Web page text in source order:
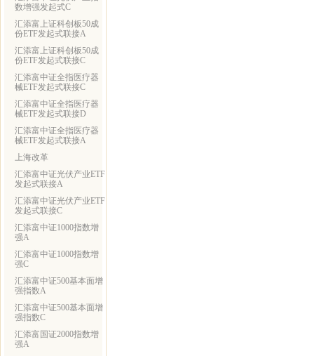
数增强发起式C
汇添富上证科创板50成
份ETF发起式联接A
汇添富上证科创板50成
份ETF发起式联接C
汇添富中证全指医疗器
械ETF发起式联接C
汇添富中证全指医疗器
械ETF发起式联接D
汇添富中证全指医疗器
械ETF发起式联接A
上海改革
汇添富中证光伏产业ETF
发起式联接A
汇添富中证光伏产业ETF
发起式联接C
汇添富中证1000指数增
强A
汇添富中证1000指数增
强C
汇添富中证500基本面增
强指数A
汇添富中证500基本面增
强指数C
汇添富国证2000指数增
强A